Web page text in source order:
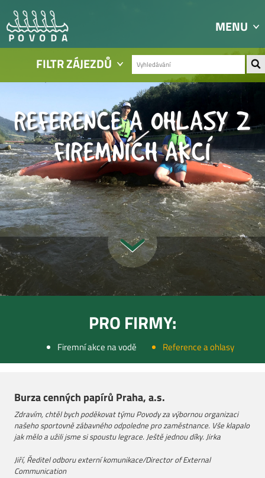
MENU
FILTR ZÁJEZDŮ
REFERENCE A OHLASY Z
FIREMNÍCH AKCÍ
PRO FIRMY:
Firemní akce na vodě Reference a ohlasy
Burza cenných papírů Praha, a.s.
Zdravím, chtěl bych poděkovat týmu Povody za výbornou organizaci
našeho sportovně zábavného odpoledne pro zaměstnance. Vše klapalo
jak mělo a užili jsme si spoustu legrace. Ještě jednou díky. Jirka
Jiří, Ředitel odboru externí komunikace/Director of External
Communication